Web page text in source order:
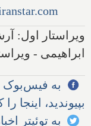
ویراستار اول:
ابراهیمی -
به فیس‌بوک
بپیوندید، اینجا
به توئیتر